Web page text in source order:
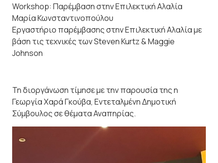
Workshop: Παρέμβαση στην Επιλεκτική Αλαλία
Μαρία Κωνσταντινοπούλου
Εργαστήριο παρέμβασης στην Επιλεκτική Αλαλία με
βάση τις τεχνικές των Steven Kurtz & Maggie
Johnson
Τη διοργάνωση τίμησε με την παρουσία της η
Γεωργία Χαρά Γκούβα, Εντεταλμένη Δημοτική
Σύμβουλος σε θέματα Αναπηρίας.